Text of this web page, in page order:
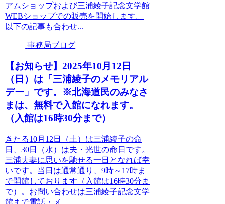
アムショップおよび三浦綾子記念文学館
WEBショップでの販売を開始します。
以下の記事も合わせ...
事務局ブログ
【お知らせ】2025年10月12日
（日）は「三浦綾子のメモリアル
デー」です。※北海道民のみなさ
まは、無料で入館になれます。
（入館は16時30分まで）
きたる10月12日（土）は三浦綾子の命
日、30日（水）は夫・光世の命日です。
三浦夫妻に思いを馳せる一日となれば幸
いです。当日は通常通り、9時～17時ま
で開館しております（入館は16時30分ま
で）。お問い合わせは三浦綾子記念文学
館まで電話・メ...